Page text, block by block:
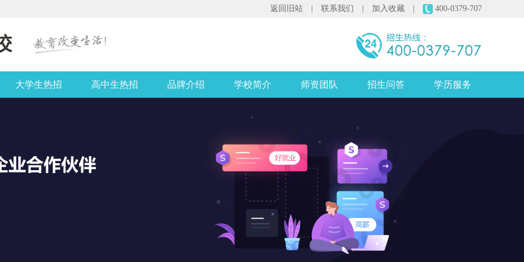
返回旧站 联系我们 加入收藏 400-0379-707
大学生热招 高中生热招 品牌介绍 学校简介 师资团队 招生问答 学历服务